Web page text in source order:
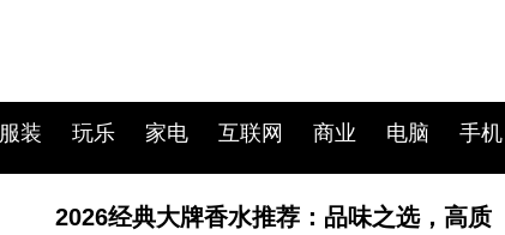
服装 玩乐 家电 互联网 商业 电脑 手机
2026经典大牌香水推荐：品味之选，高质